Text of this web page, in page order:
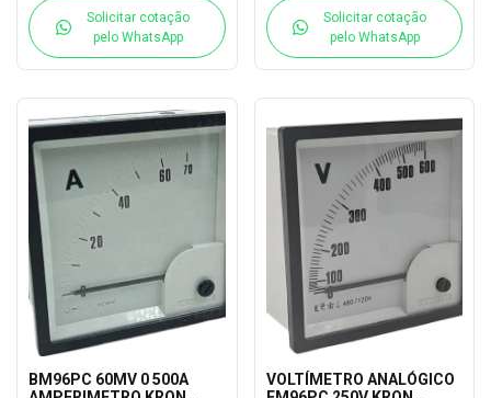
Solicitar cotação
pelo WhatsApp
Solicitar cotação
pelo WhatsApp
BM96PC 60MV 0 500A
VOLTÍMETRO ANALÓGICO